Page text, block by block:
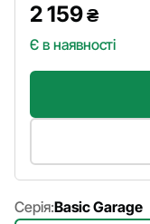
2 159₴
Є в наявності
Серія:Basic Garage